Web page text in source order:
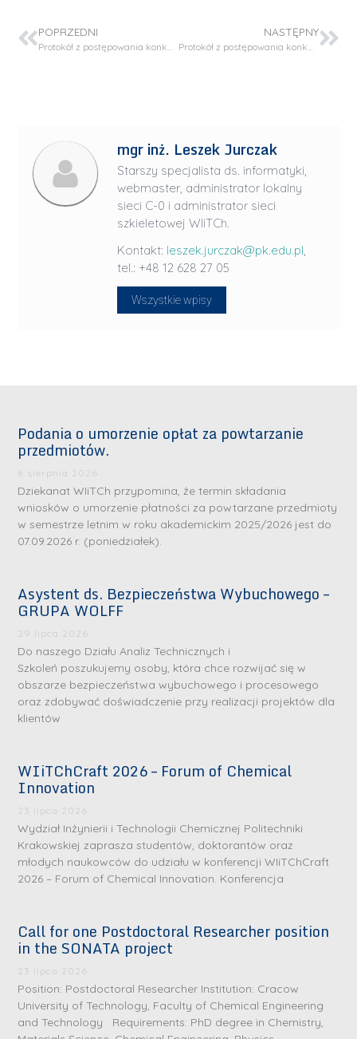
POPRZEDNI
Protokół z postępowania konkursowego o przyznanie stypendium dla doktoranta – projekt OPUS 22
NASTĘPNY
Protokół z postępowania konkursowego o przyznanie stypendium dla studenta – projekt SONATA BIS-11
mgr inż. Leszek Jurczak
Starszy specjalista ds. informatyki,
webmaster, administrator lokalny
sieci C-0 i administrator sieci
szkieletowej WIiTCh.
Kontakt: leszek.jurczak@pk.edu.pl,
tel.: +48 12 628 27 05
Wszystkie wpisy
Podania o umorzenie opłat za powtarzanie
przedmiotów.
6 sierpnia 2026
Dziekanat WIiTCh przypomina, że termin składania
wniosków o umorzenie płatności za powtarzane przedmioty
w semestrze letnim w roku akademickim 2025/2026 jest do
07.09.2026 r. (poniedziałek).
Asystent ds. Bezpieczeństwa Wybuchowego –
GRUPA WOLFF
29 lipca 2026
Do naszego Działu Analiz Technicznych i
Szkoleń poszukujemy osoby, która chce rozwijać się w
obszarze bezpieczeństwa wybuchowego i procesowego
oraz zdobywać doświadczenie przy realizacji projektów dla
klientów
WIiTChCraft 2026 – Forum of Chemical
Innovation
23 lipca 2026
Wydział Inżynierii i Technologii Chemicznej Politechniki
Krakowskiej zaprasza studentów, doktorantów oraz
młodych naukowców do udziału w konferencji WIiTChCraft
2026 – Forum of Chemical Innovation. Konferencja
Call for one Postdoctoral Researcher position
in the SONATA project
23 lipca 2026
Position: Postdoctoral Researcher Institution: Cracow
University of Technology, Faculty of Chemical Engineering
and Technology Requirements: PhD degree in Chemistry,